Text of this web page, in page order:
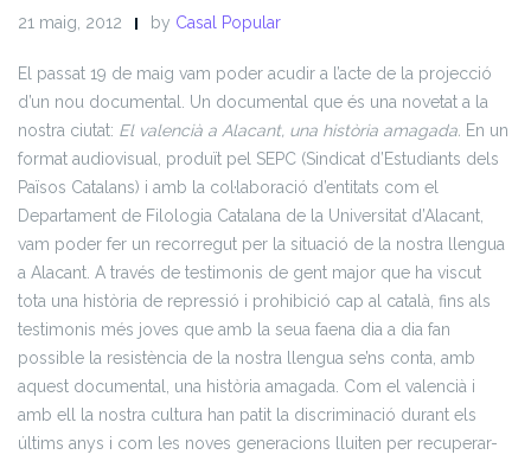
21 maig, 2012 by Casal Popular
El passat 19 de maig vam poder acudir a l’acte de la projecció
d’un nou documental. Un documental que és una novetat a la
nostra ciutat: El valencià a Alacant, una història amagada. En un
format audiovisual, produït pel SEPC (Sindicat d’Estudiants dels
Països Catalans) i amb la col·laboració d’entitats com el
Departament de Filologia Catalana de la Universitat d’Alacant,
vam poder fer un recorregut per la situació de la nostra llengua
a Alacant. A través de testimonis de gent major que ha viscut
tota una història de repressió i prohibició cap al català, fins als
testimonis més joves que amb la seua faena dia a dia fan
possible la resistència de la nostra llengua se’ns conta, amb
aquest documental, una història amagada. Com el valencià i
amb ell la nostra cultura han patit la discriminació durant els
últims anys i com les noves generacions lluiten per recuperar-